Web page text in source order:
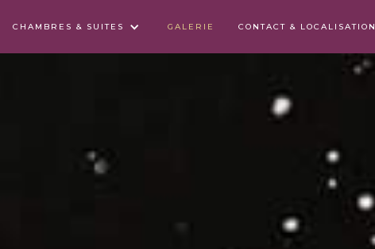
CHAMBRES & SUITES GALERIE CONTACT & LOCALISATION